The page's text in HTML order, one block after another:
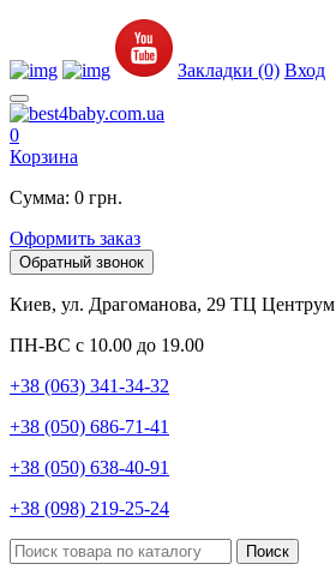
Закладки (0) Вход
0
Корзина
Сумма: 0 грн.
Оформить заказ
Обратный звонок
Киев, ул. Драгоманова, 29 ТЦ Центрум
ПН-ВС с 10.00 до 19.00
+38 (063) 341-34-32
+38 (050) 686-71-41
+38 (050) 638-40-91
+38 (098) 219-25-24
Поиск